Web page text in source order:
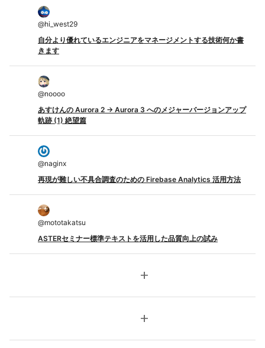
@hi_west29
自分より優れているエンジニアをマネージメントする技術何か書
きます
@noooo
あすけんの Aurora 2 → Aurora 3 へのメジャーバージョンアップ
軌跡 (1) 絶望篇
@naginx
再現が難しい不具合調査のための Firebase Analytics 活用方法
@mototakatsu
ASTERセミナー標準テキストを活用した品質向上の試み
add
add